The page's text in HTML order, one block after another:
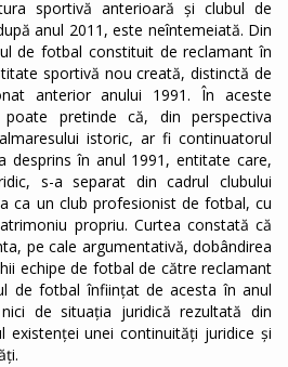
sportivă anterioară și clubul de
anul 2011, este neîntemeiată. Din
de fotbal constituit de reclamant în
sportivă nou creată, distinctă de
anterior anului 1991. În aceste
pretinde că, din perspectiva
istoric, ar fi continuatorul
desprins în anul 1991, entitate care,
s-a separat din cadrul clubului
ca un club profesionist de fotbal, cu
propriu. Curtea constată că
pe cale argumentativă, dobândirea
echipe de fotbal de către reclamant
de fotbal înființat de acesta în anul
de situația juridică rezultată din
existenței unei continuități juridice și